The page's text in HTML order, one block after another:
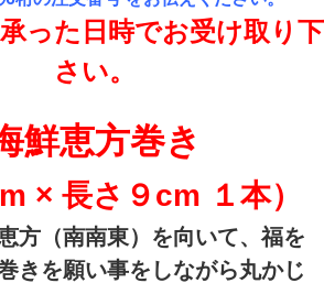
承った日時でお受け取り下
さい。
鮮恵方巻き
× 長さ９cm １本）
方（南南東）を向いて、福を
きを願い事をしながら丸かじ